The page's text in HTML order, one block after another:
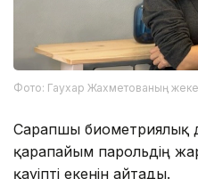
Фото: Гаухар Жахметованың
Сарапшы биометриялық
қарапайым парольдің
қауіпті екенін айтады.